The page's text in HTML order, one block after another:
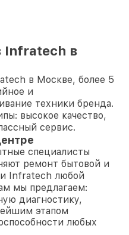
Infratech в
в Москве, более 5
и
техники бренда.
высокое качество,
сервис.
специалисты
ремонт бытовой и
Infratech любой
мы предлагаем:
диагностику,
этапом
любых